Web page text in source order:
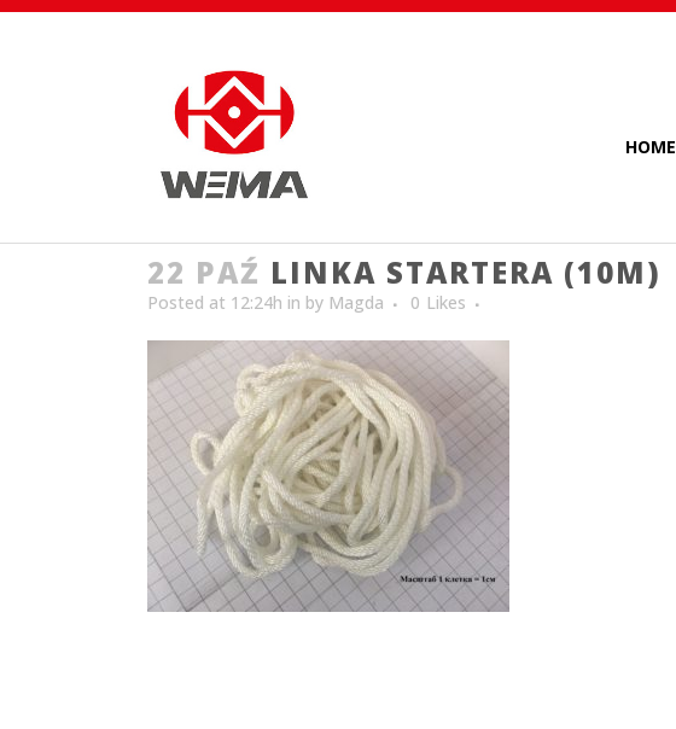
HOME
22 PAŹ LINKA STARTERA (10M)
Posted at 12:24h in by Magda 0 Likes